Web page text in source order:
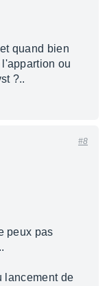
quand bien
ou
?..
#8
peux pas
lancement de